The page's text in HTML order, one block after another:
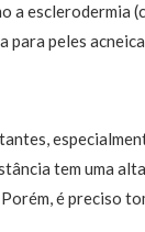
a esclerodermia
para peles
tem uma
é preciso